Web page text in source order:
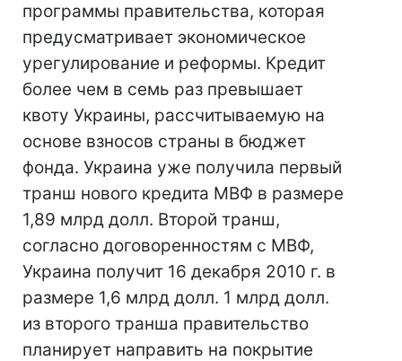
программы правительства, которая
предусматривает экономическое
урегулирование и реформы. Кредит
более чем в семь раз превышает
квоту Украины, рассчитываемую на
основе взносов страны в бюджет
фонда. Украина уже получила первый
транш нового кредита МВФ в размере
1,89 млрд долл. Второй транш,
согласно договоренностям с МВФ,
Украина получит 16 декабря 2010 г. в
размере 1,6 млрд долл. 1 млрд долл.
из второго транша правительство
планирует направить на покрытие